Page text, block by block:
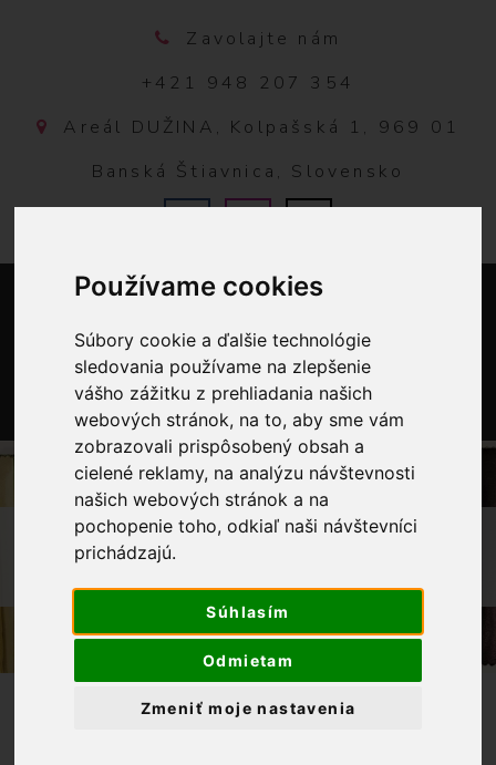
Používame cookies
Súbory cookie a ďalšie technológie
sledovania používame na zlepšenie
vášho zážitku z prehliadania našich
webových stránok, na to, aby sme vám
zobrazovali prispôsobený obsah a
cielené reklamy, na analýzu návštevnosti
našich webových stránok a na
pochopenie toho, odkiaľ naši návštevníci
prichádzajú.
Súhlasím
Odmietam
Zmeniť moje nastavenia
Zavolajte nám
+421 948 207 354
Areál DUŽINA, Kolpašská 1, 969 01
Banská Štiavnica, Slovensko
0
OBCHOD
GALANTÉRIA
MULINKY NA VYŠÍVANIE DMC 25 -
FIALOVÁ